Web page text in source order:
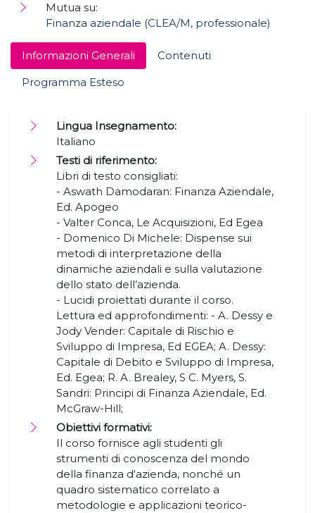
Informazioni Generali
Contenuti
Programma Esteso
Lingua Insegnamento:
Italiano
Testi di riferimento:
Libri di testo consigliati:
- Aswath Damodaran: Finanza Aziendale,
Ed. Apogeo
- Valter Conca, Le Acquisizioni, Ed Egea
- Domenico Di Michele: Dispense sui
metodi di interpretazione della
dinamiche aziendali e sulla valutazione
dello stato dell’azienda.
- Lucidi proiettati durante il corso.
Lettura ed approfondimenti: - A. Dessy e
Jody Vender: Capitale di Rischio e
Sviluppo di Impresa, Ed EGEA; A. Dessy:
Capitale di Debito e Sviluppo di Impresa,
Ed. Egea; R. A. Brealey, S C. Myers, S.
Sandri: Principi di Finanza Aziendale, Ed.
McGraw-Hill;
Obiettivi formativi:
Il corso fornisce agli studenti gli
strumenti di conoscenza del mondo
della finanza d'azienda, nonché un
quadro sistematico correlato a
metodologie e applicazioni teorico-
Mutua su:
Finanza aziendale (CLEA/M, professionale)